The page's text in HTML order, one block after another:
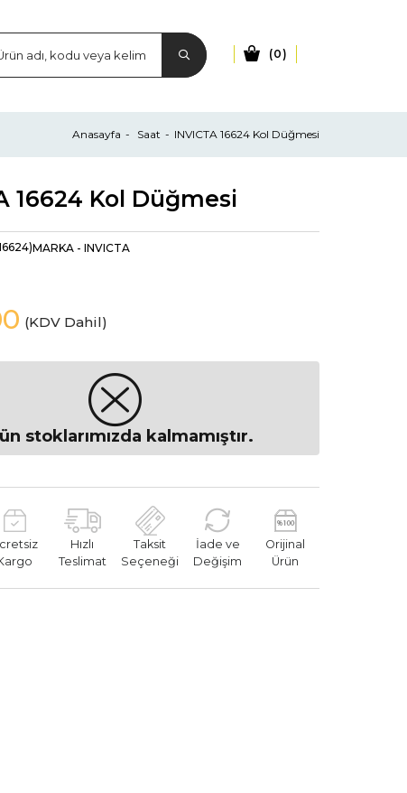
0
Anasayfa Saat INVICTA 16624 Kol Düğmesi
16624 Kol Düğmesi
MARKA - INVICTA
(KDV Dahil)
stoklarımızda kalmamıştır.
Hızlı
Teslimat
Taksit
Seçeneği
İade ve
Değişim
Orijinal
Ürün